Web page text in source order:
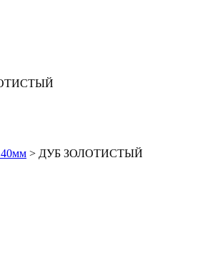
> ДУБ ЗОЛОТИСТЫЙ